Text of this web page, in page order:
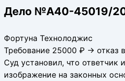
Дело №А40-45019/
Фортуна Технолоджис
Требование 25000 ₽ → отказ
Суд установил, что ответчик
изображение на законных